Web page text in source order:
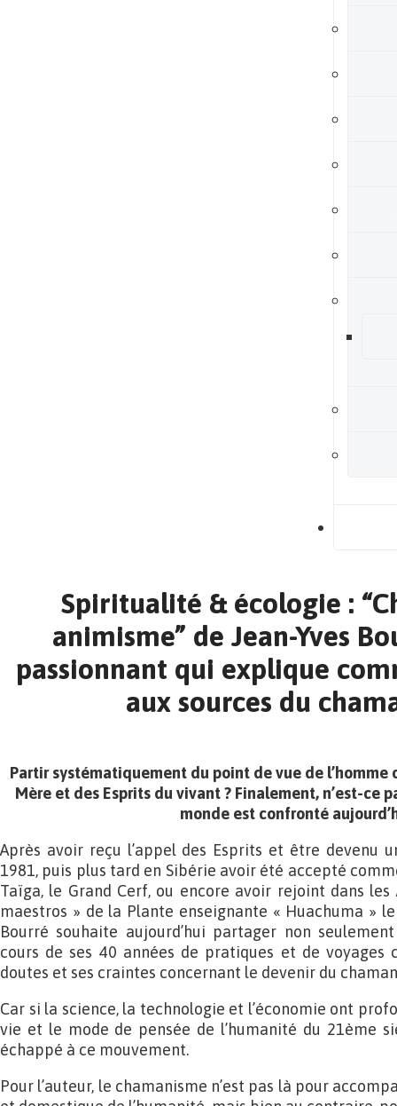
Spiritualité & écologie :
animisme” de Jean-Yves
passionnant qui explique
aux sources du
Partir systématiquement du point de vue de l’homme
Mère et des Esprits du vivant ? Finalement, n’est-ce
monde est confronté
Après avoir reçu l’appel des Esprits et être devenu
1981, puis plus tard en Sibérie avoir été accepté
Taïga, le Grand Cerf, ou encore avoir rejoint dans
maestros » de la Plante enseignante « Huachuma » le
Bourré souhaite aujourd’hui partager non
cours de ses 40 années de pratiques et de voyages
doutes et ses craintes concernant le devenir du
Car si la science, la technologie et l’économie ont
vie et le mode de pensée de l’humanité du 21ème
échappé à ce mouvement.
Pour l’auteur, le chamanisme n’est pas là pour